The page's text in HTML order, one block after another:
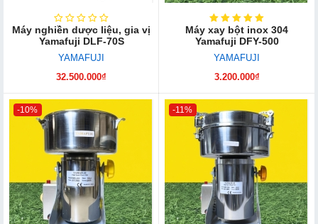
Máy nghiền dược liệu, gia vị
Yamafuji DLF-70S
YAMAFUJI
32.500.000₫
Máy xay bột inox 304
Yamafuji DFY-500
YAMAFUJI
3.200.000₫
-10% -11%